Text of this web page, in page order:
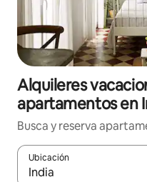
Alquileres
apartamentos en
Busca y reserva
Ubicación
Cuando los resultados